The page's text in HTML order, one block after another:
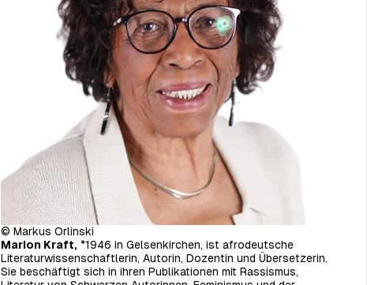
© Markus Orlinski
Marion Kraft,*1946 in Gelsenkirchen, ist afrodeutsche
Literaturwissenschaftlerin, Autorin, Dozentin und Übersetzerin.
Sie beschäftigt sich in ihren Publikationen mit Rassismus,